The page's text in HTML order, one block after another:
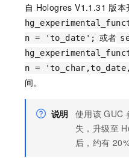
自 Hologres V1.1.31 版本
n = 'to_date'; 或者
n =
间。
说明 使用该 GUC
失，升级至
后，约有